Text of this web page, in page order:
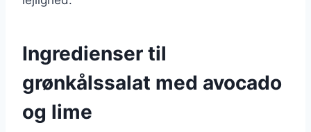
Ingredienser til
grønkålssalat med avocado
og lime